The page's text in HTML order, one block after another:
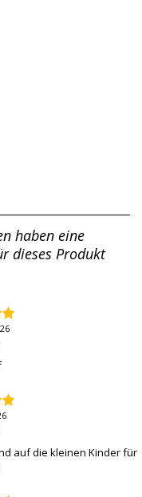
haben eine
dieses Produkt
auf die kleinen Kinder für